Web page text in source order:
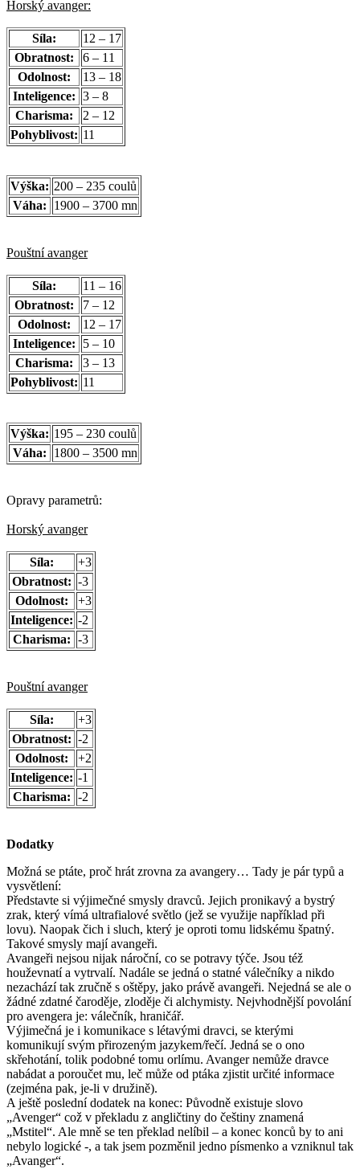
Horský avanger:
Síla:
12 – 17
Obratnost:
6 – 11
Odolnost:
13 – 18
Inteligence: 3 – 8
Charisma:
2 – 12
Pohyblivost: 11
Výška: 200 – 235 coulů
Váha:
1900 – 3700 mn
Pouštní avanger
Síla:
11 – 16
Obratnost:
7 – 12
Odolnost:
12 – 17
Inteligence:
5 – 10
Charisma:
3 – 13
Pohyblivost: 11
Výška: 195 – 230 coulů
Váha:
1800 – 3500 mn
Opravy parametrů:
Horský avanger
Síla:
+3
Obratnost: -3
Odolnost:
+3
Inteligence: -2
Charisma: -3
Pouštní avanger
Síla:
+3
Obratnost: -2
Odolnost:
+2
Inteligence: -1
Charisma: -2
Dodatky
Možná se ptáte, proč hrát zrovna za avangery… Tady je pár typů a
vysvětlení:
Představte si výjimečné smysly dravců. Jejich pronikavý a bystrý
zrak, který vímá ultrafialové světlo (jež se využije například při
lovu). Naopak čich i sluch, který je oproti tomu lidskému špatný.
Takové smysly mají avangeři.
Avangeři nejsou nijak nároční, co se potravy týče. Jsou též
houževnatí a vytrvalí. Nadále se jedná o statné válečníky a nikdo
nezachází tak zručně s oštěpy, jako právě avangeři. Nejedná se ale o
žádné zdatné čaroděje, zloděje či alchymisty. Nejvhodnější povolání
pro avengera je: válečník, hraničář.
Výjimečná je i komunikace s létavými dravci, se kterými
komunikují svým přirozeným jazykem/řečí. Jedná se o ono
skřehotání, tolik podobné tomu orlímu. Avanger nemůže dravce
nabádat a poroučet mu, leč může od ptáka zjistit určité informace
(zejména pak, je-li v družině).
A ještě poslední dodatek na konec: Původně existuje slovo
„Avenger“ což v překladu z angličtiny do češtiny znamená
„Mstitel“. Ale mně se ten překlad nelíbil – a konec konců by to ani
nebylo logické -, a tak jsem pozměnil jedno písmenko a vzniknul tak
„Avanger“.